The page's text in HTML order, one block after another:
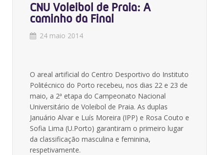
CNU Voleibol de Praia: A
caminho da Final
24 maio 2014
O areal artificial do Centro Desportivo do Instituto
Politécnico do Porto recebeu, nos dias 22 e 23 de
maio, a 2ª etapa do Campeonato Nacional
Universitário de Voleibol de Praia. As duplas
Januário Alvar e Luís Moreira (IPP) e Rosa Couto e
Sofia Lima (U.Porto) garantiram o primeiro lugar
da classificação masculina e feminina,
respetivamente.